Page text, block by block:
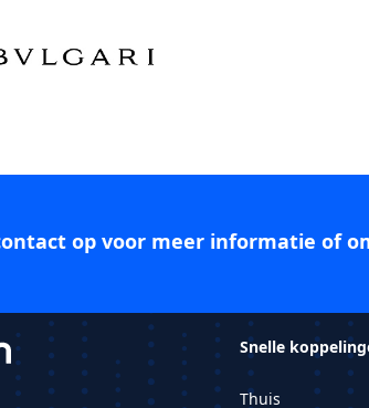
op voor meer informatie of
Snelle
Thuis